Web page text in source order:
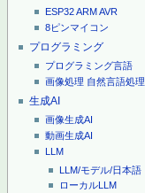
ESP32ARMAVR
8ピンマイコン
プログラミング
プログラミング言語
画像処理 自然言語処理
生成AI
画像生成AI
動画生成AI
LLM
LLM/モデル/日本語
ローカルLLM